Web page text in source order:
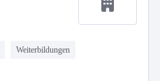
Weiterbildungen